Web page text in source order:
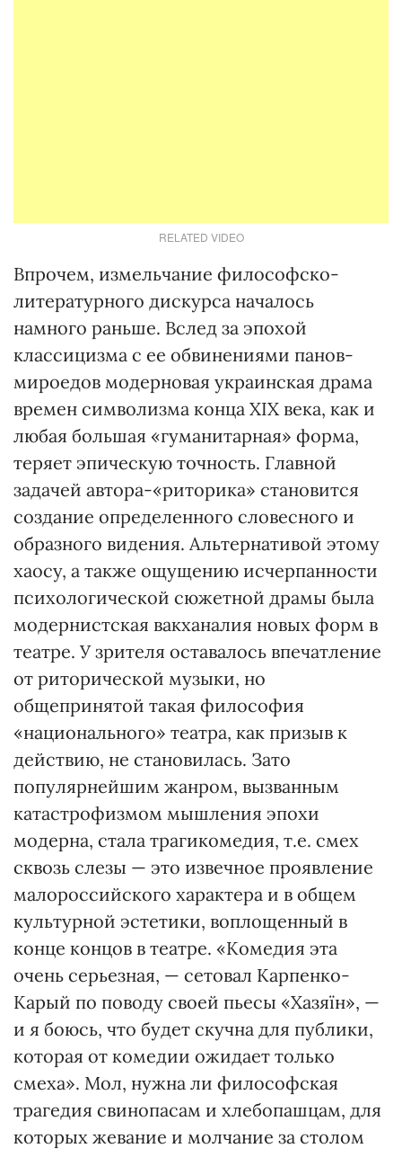
RELATED VIDEO
Впрочем, измельчание философско-
литературного дискурса началось
намного раньше. Вслед за эпохой
классицизма с ее обвинениями панов-
мироедов модерновая украинская драма
времен символизма конца ХІХ века, как и
любая большая «гуманитарная» форма,
теряет эпическую точность. Главной
задачей автора-«риторика» становится
создание определенного словесного и
образного видения. Альтернативой этому
хаосу, а также ощущению исчерпанности
психологической сюжетной драмы была
модернистская вакханалия новых форм в
театре. У зрителя оставалось впечатление
от риторической музыки, но
общепринятой такая философия
«национального» театра, как призыв к
действию, не становилась. Зато
популярнейшим жанром, вызванным
катастрофизмом мышления эпохи
модерна, стала трагикомедия, т.е. смех
сквозь слезы — это извечное проявление
малороссийского характера и в общем
культурной эстетики, воплощенный в
конце концов в театре. «Комедия эта
очень серьезная, — сетовал Карпенко-
Карый по поводу своей пьесы «Хазяїн», —
и я боюсь, что будет скучна для публики,
которая от комедии ожидает только
смеха». Мол, нужна ли философская
трагедия свинопасам и хлебопашцам, для
которых жевание и молчание за столом